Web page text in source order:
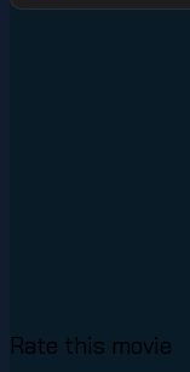
Rate this movie